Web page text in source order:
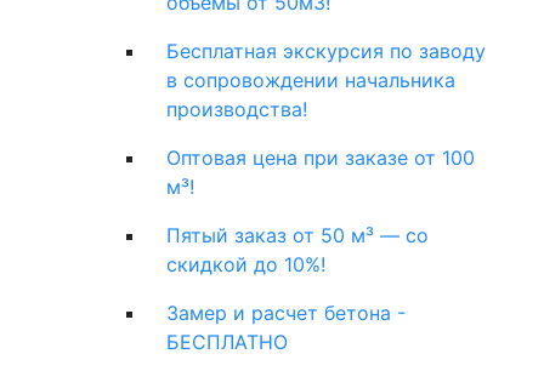
Бесплатная экскурсия по заводу
в сопровождении начальника
производства!
Оптовая цена при заказе от 100
м³!
Пятый заказ от 50 м³ — со
скидкой до 10%!
Замер и расчет бетона -
БЕСПЛАТНО